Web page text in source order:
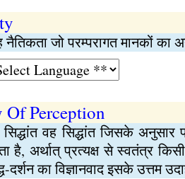
जो परम्परागत मानकों
Perception
वह सिद्धांत जिसके अनुसार
है, अर्थात् प्रत्यक्ष से स्वतंत्र
दर्शन का विज्ञानवाद इसके उत्तम